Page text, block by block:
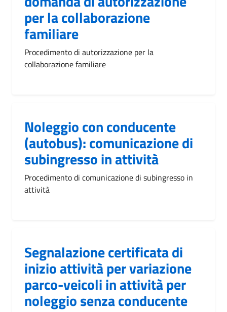
per la collaborazione
familiare
Procedimento di autorizzazione per la
collaborazione familiare
Noleggio con conducente
(autobus): comunicazione di
subingresso in attività
Procedimento di comunicazione di subingresso in
attività
Segnalazione certificata di
inizio attività per variazione
parco-veicoli in attività per
noleggio senza conducente